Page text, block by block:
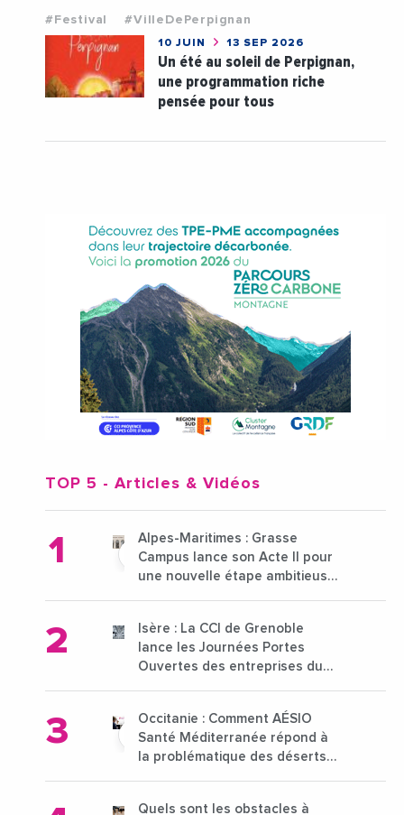
#Festival #VilleDePerpignan
10 JUIN 13 SEP 2026
Un été au soleil de Perpignan,
une programmation riche
pensée pour tous
TOP 5 - Articles & Vidéos
Alpes-Maritimes : Grasse
Campus lance son Acte II pour
une nouvelle étape ambitieuse
Isère : La CCI de Grenoble
lance les Journées Portes
Ouvertes des entreprises du
Occitanie : Comment AÉSIO
Santé Méditerranée répond à
la problématique des déserts
Quels sont les obstacles à